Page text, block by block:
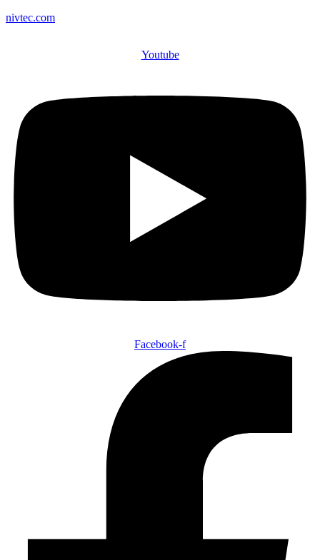
nivtec.com
Youtube
Facebook-f